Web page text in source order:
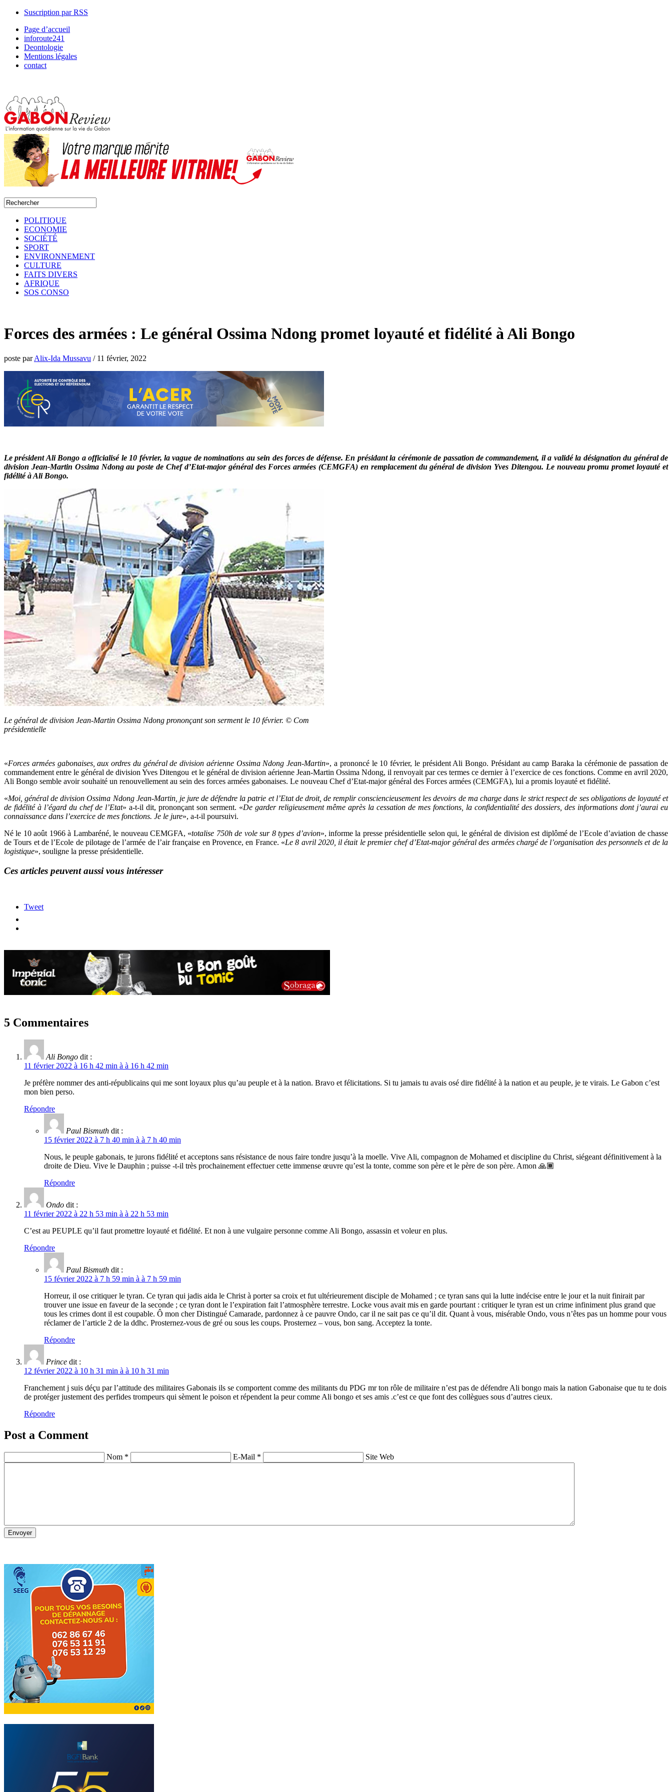
Suscription par RSS
Page d’accueil
inforoute241
Deontologie
Mentions légales
contact
POLITIQUE
ECONOMIE
SOCIÉTÉ
SPORT
ENVIRONNEMENT
CULTURE
FAITS DIVERS
AFRIQUE
SOS CONSO
Forces des armées : Le général Ossima Ndong promet loyauté et fidélité à Ali Bongo
poste parAlix-Ida Mussavu / 11 février, 2022
Le président Ali Bongo a officialisé le 10 février, la vague de nominations au sein des forces de défense. En présidant la cérémonie de passation de commandement, il a validé la désignation du général de
division Jean-Martin Ossima Ndong au poste de Chef d’Etat-major général des Forces armées (CEMGFA) en remplacement du général de division Yves Ditengou. Le nouveau promu promet loyauté et
fidélité à Ali Bongo.
Le général de division Jean-Martin Ossima Ndong prononçant son serment le 10 février. © Com
présidentielle
«Forces armées gabonaises, aux ordres du général de division aérienne Ossima Ndong Jean-Martin», a prononcé le 10 février, le président Ali Bongo. Présidant au camp Baraka la cérémonie de passation de
commandement entre le général de division Yves Ditengou et le général de division aérienne Jean-Martin Ossima Ndong, il renvoyait par ces termes ce dernier à l’exercice de ces fonctions. Comme en avril 2020,
Ali Bongo semble avoir souhaité un renouvellement au sein des forces armées gabonaises. Le nouveau Chef d’Etat-major général des Forces armées (CEMGFA), lui a promis loyauté et fidélité.
«Moi, général de division Ossima Ndong Jean-Martin, je jure de défendre la patrie et l’Etat de droit, de remplir consciencieusement les devoirs de ma charge dans le strict respect de ses obligations de loyauté et
de fidélité à l’égard du chef de l’Etat» a-t-il dit, prononçant son serment. «De garder religieusement même après la cessation de mes fonctions, la confidentialité des dossiers, des informations dont j’aurai eu
connaissance dans l’exercice de mes fonctions. Je le jure», a-t-il poursuivi.
Né le 10 août 1966 à Lambaréné, le nouveau CEMGFA, «totalise 750h de vole sur 8 types d’avion», informe la presse présidentielle selon qui, le général de division est diplômé de l’Ecole d’aviation de chasse
de Tours et de l’Ecole de pilotage de l’armée de l’air française en Provence, en France. «Le 8 avril 2020, il était le premier chef d’Etat-major général des armées chargé de l’organisation des personnels et de la
logistique», souligne la presse présidentielle.
Ces articles peuvent aussi vous intéresser
Tweet
5 Commentaires
Ali Bongo dit :
11 février 2022 à 16 h 42 min à à 16 h 42 min
Je préfère nommer des anti-républicains qui me sont loyaux plus qu’au peuple et à la nation. Bravo et félicitations. Si tu jamais tu avais osé dire fidélité à la nation et au peuple, je te virais. Le Gabon c’est
mon bien perso.
Répondre
Paul Bismuth dit :
15 février 2022 à 7 h 40 min à à 7 h 40 min
Nous, le peuple gabonais, te jurons fidélité et acceptons sans résistance de nous faire tondre jusqu’à la moelle. Vive Ali, compagnon de Mohamed et discipline du Christ, siégeant définitivement à la
droite de Dieu. Vive le Dauphin ; puisse -t-il très prochainement effectuer cette immense œuvre qu’est la tonte, comme son père et le père de son père. Amon 🙏🏾
Répondre
Ondo dit :
11 février 2022 à 22 h 53 min à à 22 h 53 min
C’est au PEUPLE qu’il faut promettre loyauté et fidélité. Et non à une vulgaire personne comme Ali Bongo, assassin et voleur en plus.
Répondre
Paul Bismuth dit :
15 février 2022 à 7 h 59 min à à 7 h 59 min
Horreur, il ose critiquer le tyran. Ce tyran qui jadis aida le Christ à porter sa croix et fut ultérieurement disciple de Mohamed ; ce tyran sans qui la lutte indécise entre le jour et la nuit finirait par
trouver une issue en faveur de la seconde ; ce tyran dont le l’expiration fait l’atmosphère terrestre. Locke vous avait mis en garde pourtant : critiquer le tyran est un crime infiniment plus grand que
tous les crimes dont il est coupable. Ô mon cher Distingué Camarade, pardonnez à ce pauvre Ondo, car il ne sait pas ce qu’il dit. Quant à vous, misérable Ondo, vous n’êtes pas un homme pour vous
réclamer de l’article 2 de la ddhc. Prosternez-vous de gré ou sous les coups. Prosternez – vous, bon sang. Acceptez la tonte.
Répondre
Prince dit :
12 février 2022 à 10 h 31 min à à 10 h 31 min
Franchement j suis déçu par l’attitude des militaires Gabonais ils se comportent comme des militants du PDG mr ton rôle de militaire n’est pas de défendre Ali bongo mais la nation Gabonaise que tu te dois
de protéger justement des perfides trompeurs qui sèment le poison et répendent la peur comme Ali bongo et ses amis .c’est ce que font des collègues sous d’autres cieux.
Répondre
Post a Comment
Nom * E-Mail * Site Web